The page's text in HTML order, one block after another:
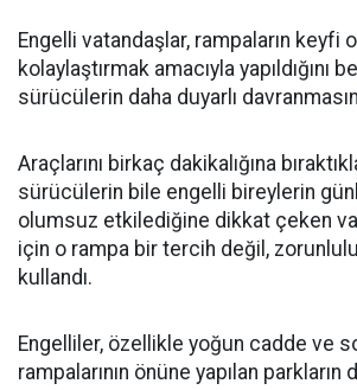
Engelli vatandaşlar, rampaların keyfi
kolaylaştırmak amacıyla yapıldığını
sürücülerin daha duyarlı
Araçlarını birkaç dakikalığına
sürücülerin bile engelli bireylerin
olumsuz etkilediğine dikkat çeken
için o rampa bir tercih değil,
kullandı.
Engelliler, özellikle yoğun cadde ve
rampalarının önüne yapılan